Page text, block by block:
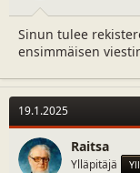
Sinun tulee
ensimmäisen
19.1.2025
Raitsa
Ylläpitäjä